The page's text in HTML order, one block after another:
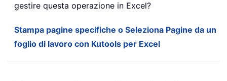
gestire questa operazione in Excel?
Stampa pagine specifiche o Seleziona Pagine da un
foglio di lavoro con Kutools per Excel